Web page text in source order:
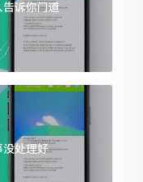
诉你门道
处理好